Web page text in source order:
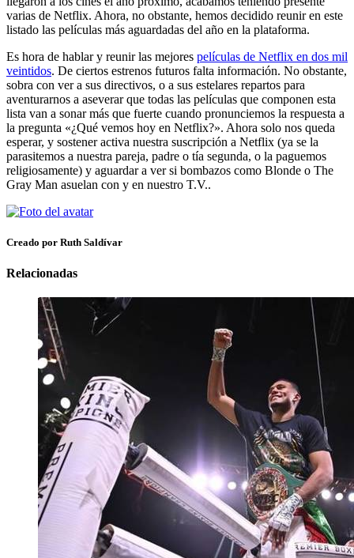
varias de Netflix. Ahora, no obstante, hemos decidido reunir en este
listado las películas más aguardadas del año en la plataforma.
Es hora de hablar y reunir las mejores películas de Netflix en dos mil
veintidos. De ciertos estrenos futuros falta información. No obstante,
sobra con ver a sus directivos, o a sus estelares repartos para
aventurarnos a aseverar que todas las películas que componen esta
lista van a sonar más que fuerte cuando pronunciemos la respuesta a
la pregunta «¿Qué vemos hoy en Netflix?». Ahora solo nos queda
esperar, y sostener activa nuestra suscripción a Netflix (ya se la
parasitemos a nuestra pareja, padre o tía segunda, o la paguemos
religiosamente) y aguardar a ver si bombazos como Blonde o The
Gray Man asuelan con y en nuestro T.V..
Creado por Ruth Saldívar
Relacionadas